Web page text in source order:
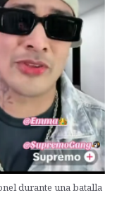
durante una batalla